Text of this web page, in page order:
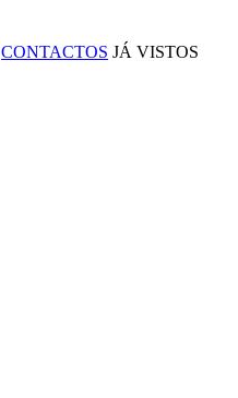
CONTACTOS JÁ VISTOS